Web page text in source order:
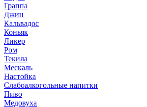
Граппа
Джин
Кальвадос
Коньяк
Ликер
Ром
Текила
Мескаль
Настойка
Слабоалкогольные напитки
Пиво
Медовуха